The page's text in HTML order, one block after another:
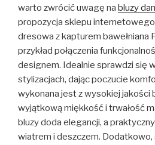
warto zwrócić uwagę na bluzy
propozycja sklepu
dresowa z kapturem bawełniana
przykład połączenia
designem. Idealnie sprawdzi się
stylizacjach, dając poczucie
wykonana jest z wysokiej jakości
wyjątkową miękkość i trwałość
bluzy doda elegancji, a
wiatrem i deszczem. Dodatkowo,